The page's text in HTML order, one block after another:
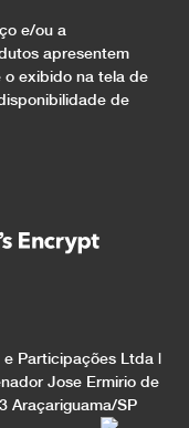
e/ou a
apresentem
o exibido na tela de
de
e Participações Ltda |
Jose Ermirio de
Araçariguama/SP